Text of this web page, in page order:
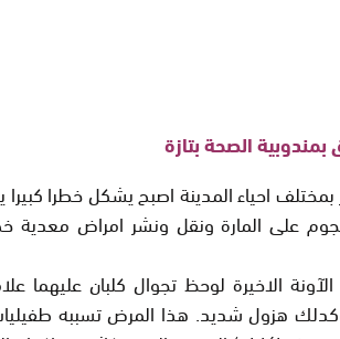
الصحة بتازة
بمختلف احياء المدينة اصبح يشكل خطرا
على المارة ونقل ونشر امراض معدية
الاخيرة لوحظ تجوال كلبان عليهما
هزول شديد. هذا المرض تسببه